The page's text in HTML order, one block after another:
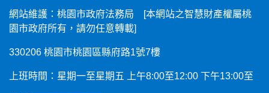
網站維護：桃園市政府法務局 [本網站之智慧財產權屬桃
園市政府所有，請勿任意轉載]
330206 桃園市桃園區縣府路1號7樓
上班時間：星期一至星期五 上午8:00至12:00 下午13:00至